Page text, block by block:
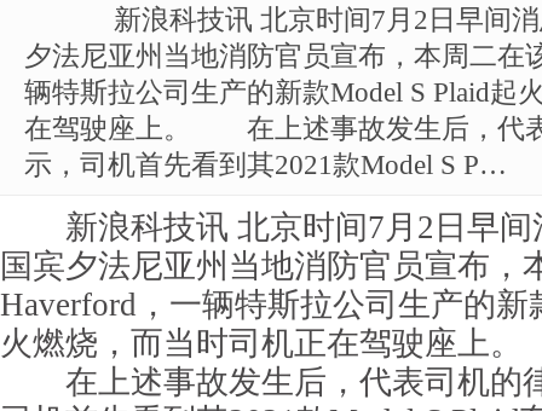
新浪科技讯 北京时间7月2日早间消
夕法尼亚州当地消防官员宣布，本周二在
辆特斯拉公司生产的新款Model S Plaid起
在驾驶座上。 在上述事故发生后，代
示，司机首先看到其2021款Model S P…
新浪科技讯 北京时间7月2日早间
国宾夕法尼亚州当地消防官员宣布，
Haverford，一辆特斯拉公司生产的新
火燃烧，而当时司机正在驾驶座上。
在上述事故发生后，代表司机的